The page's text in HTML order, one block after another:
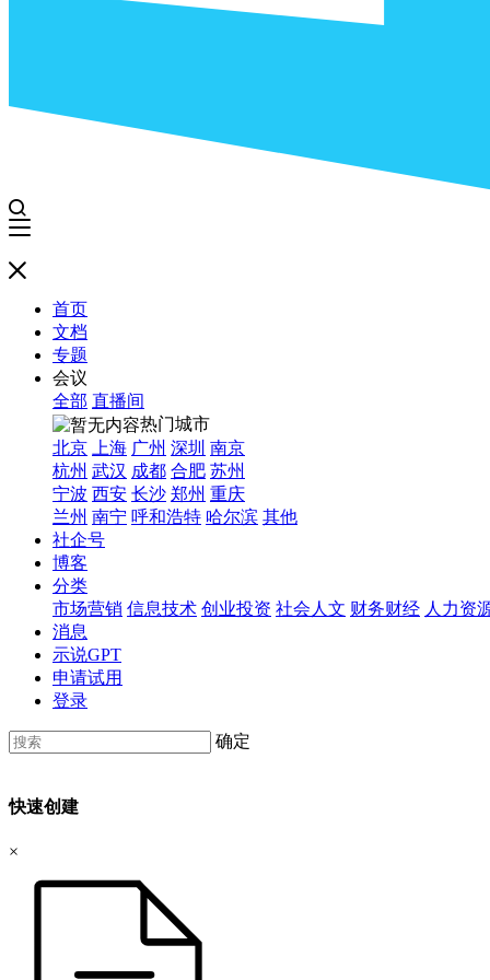
首页
文档
专题
会议
全部 直播间
热门城市
北京
上海 广州 深圳 南京
杭州 武汉 成都 合肥 苏州
宁波 西安 长沙 郑州 重庆
兰州 南宁 呼和浩特 哈尔滨 其他
社企号
博客
分类
市场营销 信息技术 创业投资 社会人文 财务财经 人力资
消息
示说GPT
申请试用
登录
确定
快速创建
×